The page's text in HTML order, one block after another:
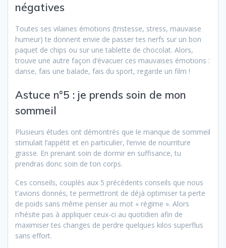
négatives
Toutes ses vilaines émotions (tristesse, stress, mauvaise
humeur) te donnent envie de passer tes nerfs sur un bon
paquet de chips ou sur une tablette de chocolat. Alors,
trouve une autre façon d’évacuer ces mauvaises émotions :
danse, fais une balade, fais du sport, regarde un film !
Astuce n°5 : je prends soin de mon
sommeil
Plusieurs études ont démontrés que le manque de sommeil
stimulait l’appétit et en particulier, l’envie de nourriture
grasse. En prenant soin de dormir en suffisance, tu
prendras donc soin de ton corps.
Ces conseils, couplés aux 5 précédents conseils que nous
t’avions donnés, te permettront de déjà optimiser ta perte
de poids sans même penser au mot « régime ». Alors
n’hésite pas à appliquer ceux-ci au quotidien afin de
maximiser tes changes de perdre quelques kilos superflus
sans effort.